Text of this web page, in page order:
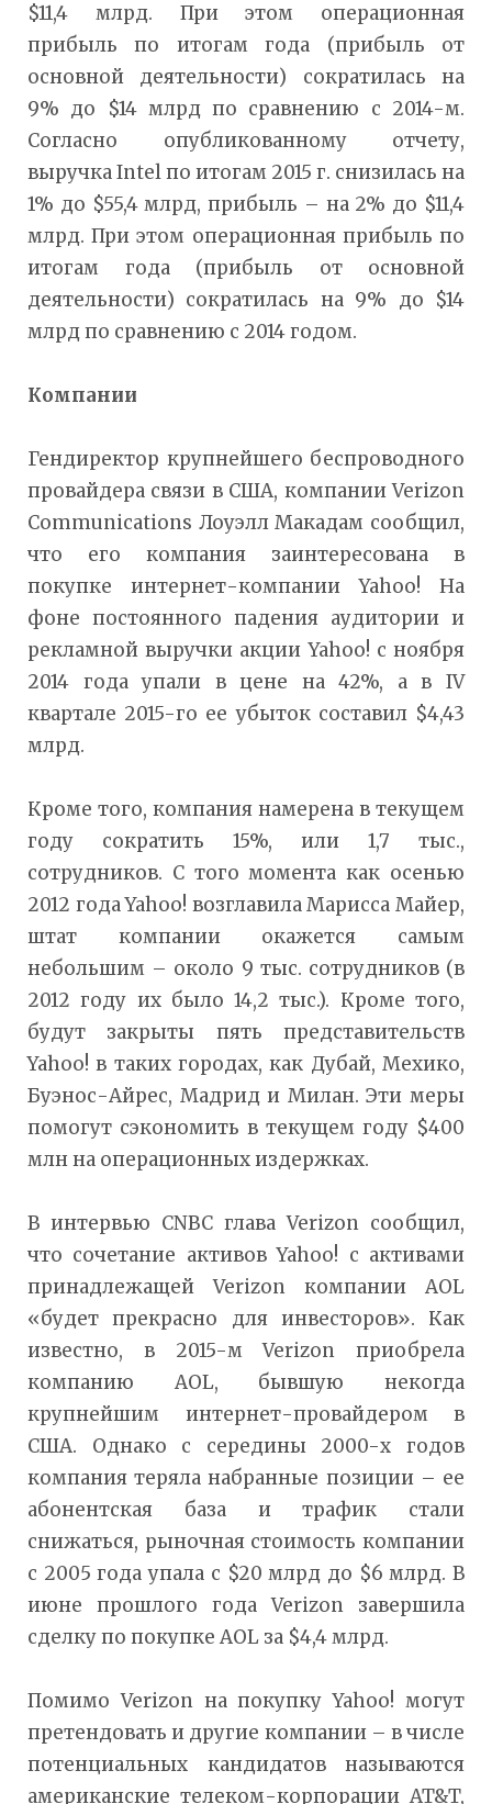
$11,4 млрд. При этом операционная
прибыль по итогам года (прибыль от
основной деятельности) сократилась на
9% до $14 млрд по сравнению с 2014-м.
Согласно опубликованному отчету,
выручка Intel по итогам 2015 г. снизилась на
1% до $55,4 млрд, прибыль – на 2% до $11,4
млрд. При этом операционная прибыль по
итогам года (прибыль от основной
деятельности) сократилась на 9% до $14
млрд по сравнению с 2014 годом.
Компании
Гендиректор крупнейшего беспроводного
провайдера связи в США, компании Verizon
Communications Лоуэлл Макадам сообщил,
что его компания заинтересована в
покупке интернет-компании Yahoo! На
фоне постоянного падения аудитории и
рекламной выручки акции Yahoo! с ноября
2014 года упали в цене на 42%, а в IV
квартале 2015-го ее убыток составил $4,43
млрд.
Кроме того, компания намерена в текущем
году сократить 15%, или 1,7 тыс.,
сотрудников. С того момента как осенью
2012 года Yahoo! возглавила Марисса Майер,
штат компании окажется самым
небольшим – около 9 тыс. сотрудников (в
2012 году их было 14,2 тыс.). Кроме того,
будут закрыты пять представительств
Yahoo! в таких городах, как Дубай, Мехико,
Буэнос-Айрес, Мадрид и Милан. Эти меры
помогут сэкономить в текущем году $400
млн на операционных издержках.
В интервью CNBC глава Verizon сообщил,
что сочетание активов Yahoo! с активами
принадлежащей Verizon компании AOL
«будет прекрасно для инвесторов». Как
известно, в 2015-м Verizon приобрела
компанию AOL, бывшую некогда
крупнейшим интернет-провайдером в
США. Однако с середины 2000-х годов
компания теряла набранные позиции – ее
абонентская база и трафик стали
снижаться, рыночная стоимость компании
с 2005 года упала с $20 млрд до $6 млрд. В
июне прошлого года Verizon завершила
сделку по покупке AOL за $4,4 млрд.
Помимо Verizon на покупку Yahoo! могут
претендовать и другие компании – в числе
потенциальных кандидатов называются
американские телеком-корпорации AT&T,